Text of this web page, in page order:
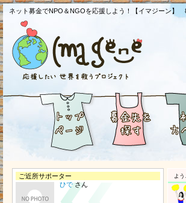
ネット募金でNPO＆NGOを応援しよう！【イマジーン】
ご近所サポーター
ひでさん
よう